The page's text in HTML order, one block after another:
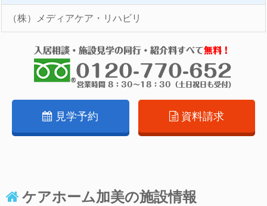
（株）メディアケア・リハビリ
見学予約 資料請求
ケアホーム加美の施設情報